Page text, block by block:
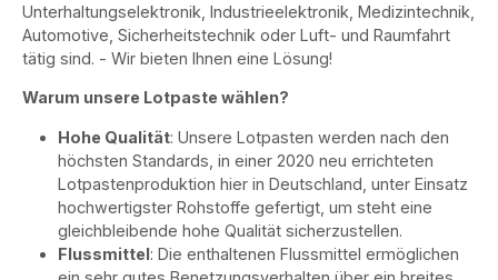
Unterhaltungselektronik, Industrieelektronik, Medizintechnik,
Automotive, Sicherheitstechnik oder Luft- und Raumfahrt
tätig sind. - Wir bieten Ihnen eine Lösung!
Warum unsere Lotpaste wählen?
Hohe Qualität: Unsere Lotpasten werden nach den
höchsten Standards, in einer 2020 neu errichteten
Lotpastenproduktion hier in Deutschland, unter Einsatz
hochwertigster Rohstoffe gefertigt, um steht eine
gleichbleibende hohe Qualität sicherzustellen.
Flussmittel: Die enthaltenen Flussmittel ermöglichen